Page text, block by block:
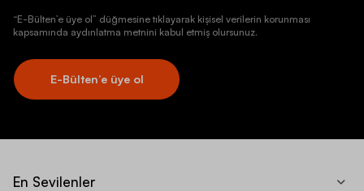
“E-Bülten’e üye ol” düğmesine tıklayarak kişisel verilerin korunması
kapsamında aydınlatma metnini kabul etmiş olursunuz.
E-Bülten’e üye ol
En Sevilenler